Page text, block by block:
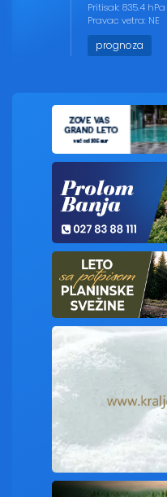
Pritisak: 835.4 hPa
Pravac vetra: NE
prognoza